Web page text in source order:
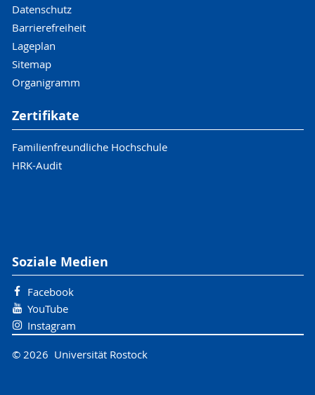
Datenschutz
Barrierefreiheit
Lageplan
Sitemap
Organigramm
Zertifikate
Familienfreundliche Hochschule
HRK-Audit
Soziale Medien
Facebook
YouTube
Instagram
© 2026 Universität Rostock